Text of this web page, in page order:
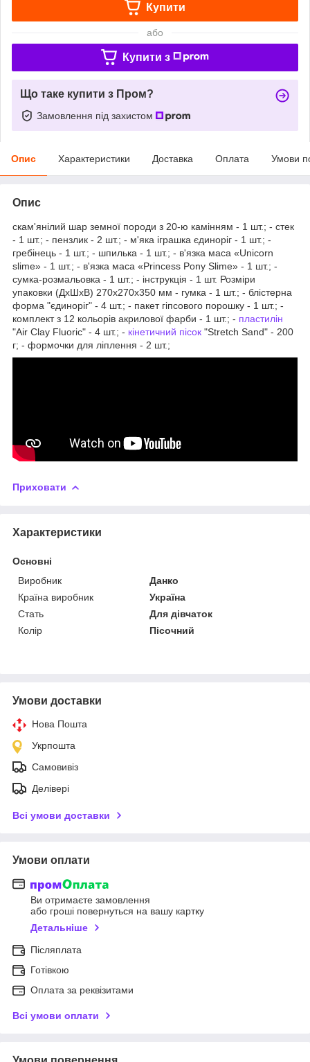
Купити
або
Купити з
Що таке купити з Пром?
Замовлення під захистом
Опис Характеристики Доставка Оплата Умови
Опис
скам'янілий шар земної породи з 20-ю камінням - 1 шт.; - стек
- 1 шт.; - пензлик - 2 шт.; - м'яка іграшка єдиноріг - 1 шт.; -
гребінець - 1 шт.; - шпилька - 1 шт.; - в'язка маса «Unicorn
slime» - 1 шт.; - в'язка маса «Princess Pony Slime» - 1 шт.; -
сумка-розмальовка - 1 шт.; - інструкція - 1 шт. Розміри
упаковки (ДхШхВ) 270х270х350 мм - гумка - 1 шт.; - блістерна
форма "єдиноріг" - 4 шт.; - пакет гіпсового порошку - 1 шт.; -
комплект з 12 кольорів акрилової фарби - 1 шт.; - пластилін
"Air Clay Fluoric" - 4 шт.; - кінетичний пісок "Stretch Sand" - 200
г; - формочки для ліплення - 2 шт.;
Приховати
Характеристики
Основні
Виробник
Данко
Країна виробник
Україна
Стать
Для дівчаток
Колір
Пісочний
Умови доставки
Нова Пошта
Укрпошта
Самовивіз
Делівері
Всі умови доставки
Умови оплати
Ви отримаєте замовлення
або гроші повернуться на вашу картку
Детальніше
Післяплата
Готівкою
Оплата за реквізитами
Всі умови оплати